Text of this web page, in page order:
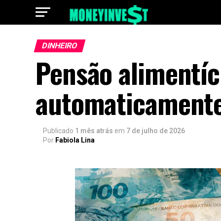
DINHEIRO
Pensão
Publicado 1 mês atrás em 7 de julho de 2026
Por Fabiola Lina